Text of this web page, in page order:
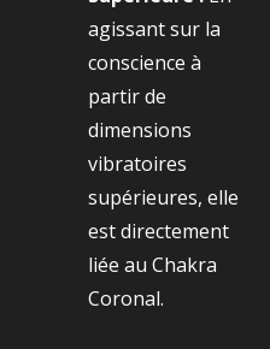
agissant sur la
conscience à
partir de
dimensions
vibratoires
supérieures, elle
est directement
liée au Chakra
Coronal.